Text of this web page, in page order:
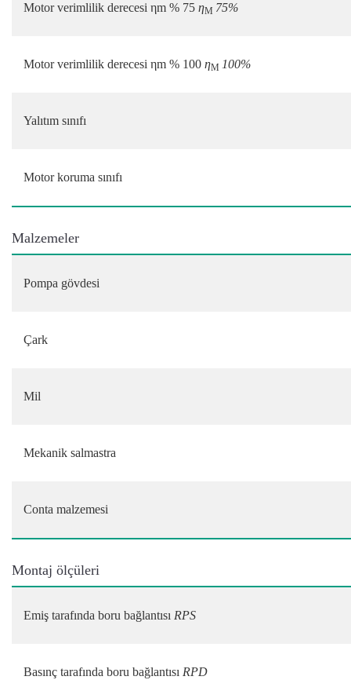
Motor verimlilik derecesi ηm % 75 ηM 75%
Motor verimlilik derecesi ηm % 100 ηM 100%
Yalıtım sınıfı
Motor koruma sınıfı
Malzemeler
Pompa gövdesi
Çark
Mil
Mekanik salmastra
Conta malzemesi
Montaj ölçüleri
Emiş tarafında boru bağlantısı RPS
Basınç tarafında boru bağlantısı RPD